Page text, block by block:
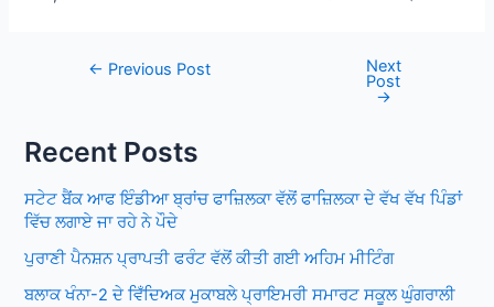
Post← Previous Post Next
Post
→
Recent Posts
ਸਟੇਟ ਬੈਂਕ ਆਫ ਇੰਡੀਆ ਬ੍ਰਾਂਚ ਫਾਜ਼ਿਲਕਾ ਵੱਲੋਂ ਫਾਜ਼ਿਲਕਾ ਦੇ ਵੱਖ ਵੱਖ ਪਿੰਡਾਂ
ਵਿੱਚ ਲਗਾਏ ਜਾ ਰਹੇ ਨੇ ਪੌਦੇ
ਪੁਰਾਣੀ ਪੈਨਸ਼ਨ ਪ੍ਰਾਪਤੀ ਫਰੰਟ ਵੱਲੋਂ ਕੀਤੀ ਗਈ ਅਹਿਮ ਮੀਟਿੰਗ
ਬਲਾਕ ਖੰਨਾ-2 ਦੇ ਵਿਁਦਿਅਕ ਮੁਕਾਬਲੇ ਪ੍ਰਾਇਮਰੀ ਸਮਾਰਟ ਸਕੂਲ ਘੁੰਗਰਾਲੀ